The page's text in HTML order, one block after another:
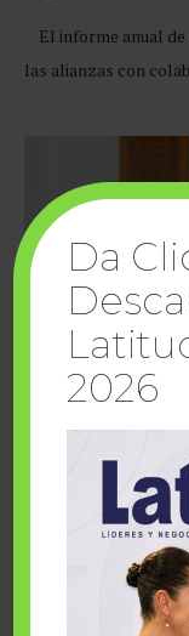
El informe anual
las alianzas con
Cuando la
sueños
Da
2026